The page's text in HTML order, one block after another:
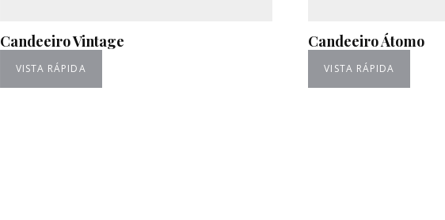
Candeeiro Vintage
VISTA RÁPIDA
Candeeiro Átomo
VISTA RÁPIDA